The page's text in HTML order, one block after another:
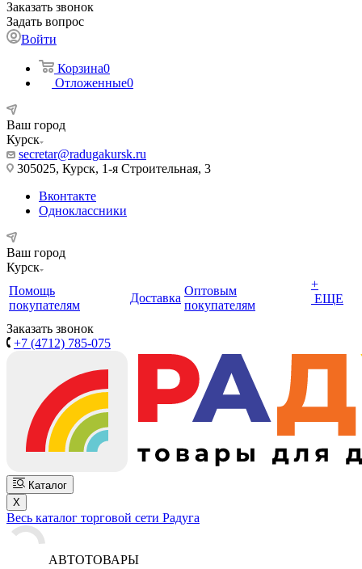
Заказать звонок
Задать вопрос
Войти
Корзина0
Отложенные0
Ваш город
Курск
secretar@radugakursk.ru
305025, Курск, 1-я Строительная, 3
Вконтакте
Одноклассники
Ваш город
Курск
Помощь
покупателям
Доставка
Оптовым
покупателям
+
ЕЩЕ
Заказать звонок
+7 (4712) 785-075
Каталог
X
Весь каталог торговой сети Радуга
АВТОТОВАРЫ